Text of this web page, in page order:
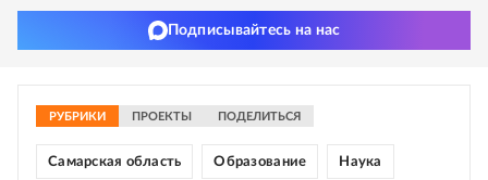
Подписывайтесь на нас
РУБРИКИ ПРОЕКТЫ ПОДЕЛИТЬСЯ
Самарская область Образование Наука